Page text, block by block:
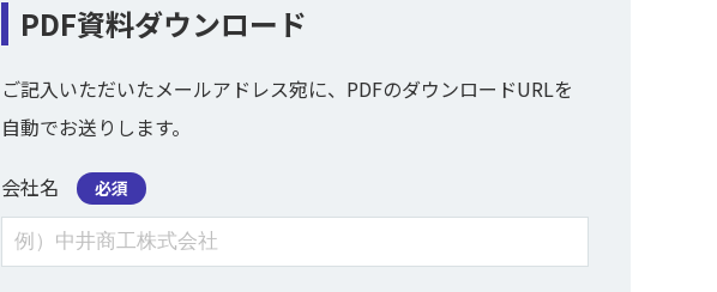
PDF資料ダウンロード
ご記入いただいたメールアドレス宛に、PDFのダウンロードURLを
自動でお送りします。
会社名 必須